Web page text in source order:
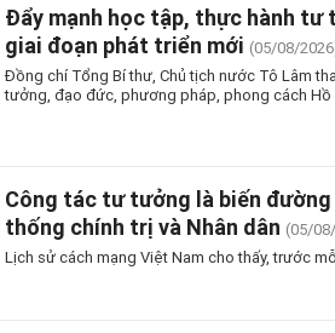
Đẩy mạnh học tập, thực hành tư
giai đoạn phát triển mới (05/08/
Đồng chí Tổng Bí thư, Chủ tịch nước Tô Lâm
tưởng, đạo đức, phương pháp, phong cách
Công tác tư tưởng là biến
thống chính trị và Nhân dân (05/
Lịch sử cách mạng Việt Nam cho thấy, trước